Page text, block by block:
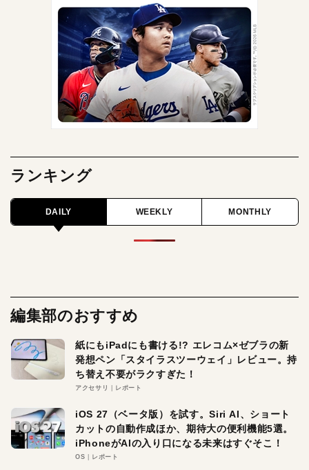
ランキング
DAILY WEEKLY MONTHLY
編集部のおすすめ
紙にもiPadにも書ける!? エレコム×ゼブラの新
発想ペン「スタイラスツーウェイ」レビュー。持
ち替え不要がラクすぎた！
アクセサリ レポート
iOS 27（ベータ版）を試す。Siri AI、ショート
カットの自動作成ほか、期待大の便利機能5選。
iPhoneがAIの入り口になる未来はすぐそこ！
OS レポート